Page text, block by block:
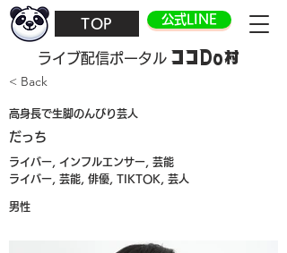
TOP 公式LINE
​ライブ配信ポータル ココDo村
< Back
高身長で生脚のんびり芸人
だっち
ライバー, インフルエンサー, 芸能
ライバー, 芸能, 俳優, TIKTOK, 芸人
男性